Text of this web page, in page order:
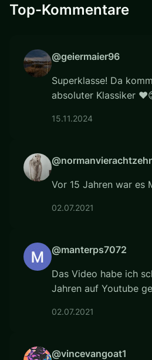
Top-Kommentare
@geiermaier96
Superklasse! Da
absoluter Klassiker
15.11.2024
Vor 15 Jahren war es
02.07.2021
@manterps7072
Das Video habe ich
Jahren auf Youtube
02.07.2021
@vincevangoat1